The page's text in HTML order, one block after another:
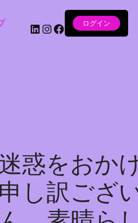
LinkedIn Instagram Facebook ログイン
惑をおか
し訳ござ